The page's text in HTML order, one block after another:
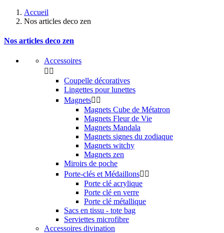
Accueil
Nos articles deco zen
Nos articles deco zen
Accessoires
 
Coupelle décoratives
Lingettes pour lunettes
Magnets 
Magnets Cube de Métatron
Magnets Fleur de Vie
Magnets Mandala
Magnets signes du zodiaque
Magnets witchy
Magnets zen
Miroirs de poche
Porte-clés et Médaillons 
Porte clé acrylique
Porte clé en verre
Porte clé métallique
Sacs en tissu - tote bag
Serviettes microfibre
Accessoires divination